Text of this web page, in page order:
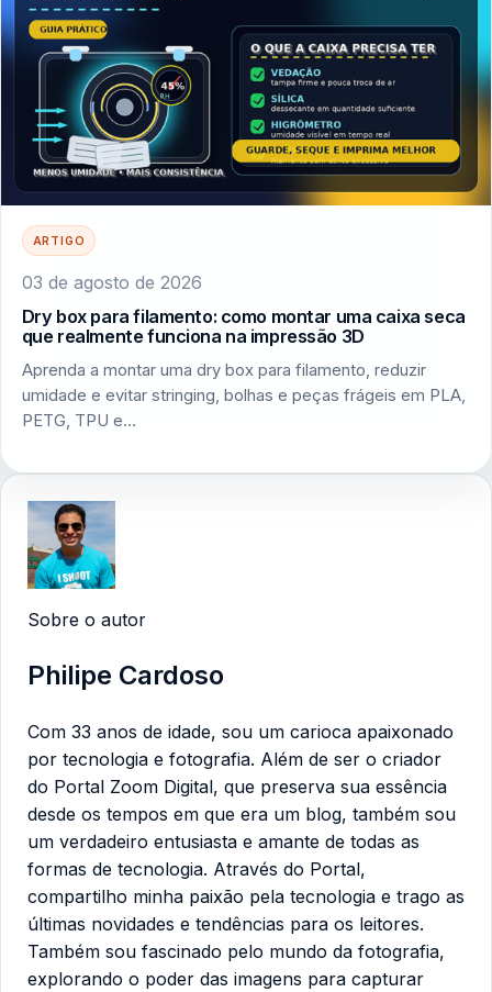
ARTIGO
03 de agosto de 2026
Dry box para filamento: como montar uma caixa seca
que realmente funciona na impressão 3D
Aprenda a montar uma dry box para filamento, reduzir
umidade e evitar stringing, bolhas e peças frágeis em PLA,
PETG, TPU e…
Sobre o autor
Philipe Cardoso
Com 33 anos de idade, sou um carioca apaixonado
por tecnologia e fotografia. Além de ser o criador
do Portal Zoom Digital, que preserva sua essência
desde os tempos em que era um blog, também sou
um verdadeiro entusiasta e amante de todas as
formas de tecnologia. Através do Portal,
compartilho minha paixão pela tecnologia e trago as
últimas novidades e tendências para os leitores.
Também sou fascinado pelo mundo da fotografia,
explorando o poder das imagens para capturar